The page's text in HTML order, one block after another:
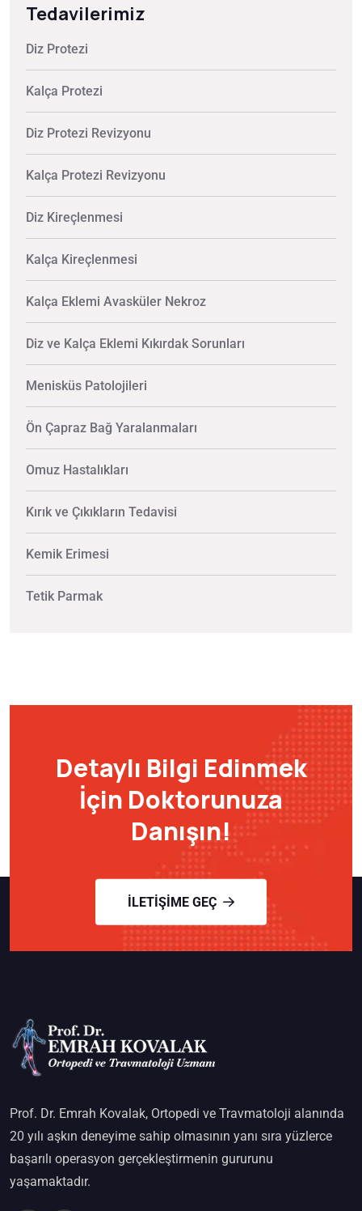
Tedavilerimiz
Diz Protezi
Kalça Protezi
Diz Protezi Revizyonu
Kalça Protezi Revizyonu
Diz Kireçlenmesi
Kalça Kireçlenmesi
Kalça Eklemi Avasküler Nekroz
Diz ve Kalça Eklemi Kıkırdak Sorunları
Menisküs Patolojileri
Ön Çapraz Bağ Yaralanmaları
Omuz Hastalıkları
Kırık ve Çıkıkların Tedavisi
Kemik Erimesi
Tetik Parmak
Detaylı Bilgi Edinmek
İçin Doktorunuza
Danışın!
İLETIŞIME GEÇ
Prof. Dr. Emrah Kovalak, Ortopedi ve Travmatoloji alanında
20 yılı aşkın deneyime sahip olmasının yanı sıra yüzlerce
başarılı operasyon gerçekleştirmenin gururunu
yaşamaktadır.